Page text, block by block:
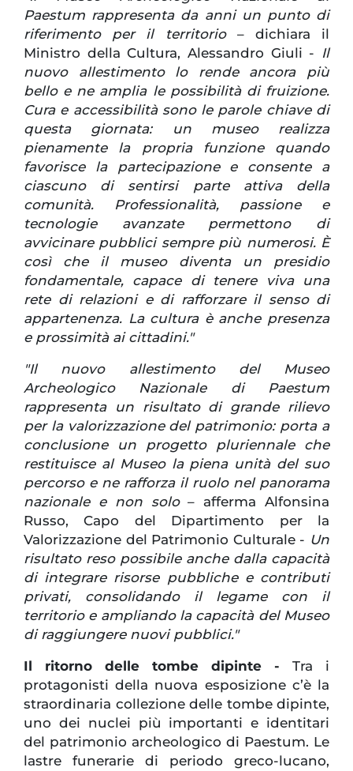
Paestum rappresenta da anni un punto di
riferimento per il territorio – dichiara il
Ministro della Cultura, Alessandro Giuli - Il
nuovo allestimento lo rende ancora più
bello e ne amplia le possibilità di fruizione.
Cura e accessibilità sono le parole chiave di
questa giornata: un museo realizza
pienamente la propria funzione quando
favorisce la partecipazione e consente a
ciascuno di sentirsi parte attiva della
comunità. Professionalità, passione e
tecnologie avanzate permettono di
avvicinare pubblici sempre più numerosi. È
così che il museo diventa un presidio
fondamentale, capace di tenere viva una
rete di relazioni e di rafforzare il senso di
appartenenza. La cultura è anche presenza
e prossimità ai cittadini."
"Il nuovo allestimento del Museo
Archeologico Nazionale di Paestum
rappresenta un risultato di grande rilievo
per la valorizzazione del patrimonio: porta a
conclusione un progetto pluriennale che
restituisce al Museo la piena unità del suo
percorso e ne rafforza il ruolo nel panorama
nazionale e non solo– afferma Alfonsina
Russo, Capo del Dipartimento per la
Valorizzazione del Patrimonio Culturale - Un
risultato reso possibile anche dalla capacità
di integrare risorse pubbliche e contributi
privati, consolidando il legame con il
territorio e ampliando la capacità del Museo
di raggiungere nuovi pubblici."
Il ritorno delle tombe dipinte - Tra i
protagonisti della nuova esposizione c’è la
straordinaria collezione delle tombe dipinte,
uno dei nuclei più importanti e identitari
del patrimonio archeologico di Paestum. Le
lastre funerarie di periodo greco-lucano,